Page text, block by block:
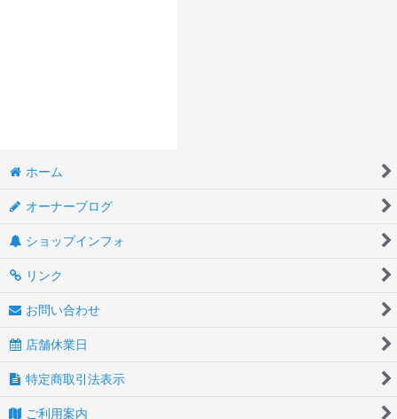
ホーム
オーナーブログ
ショップインフォ
リンク
お問い合わせ
店舗休業日
特定商取引法表示
ご利用案内